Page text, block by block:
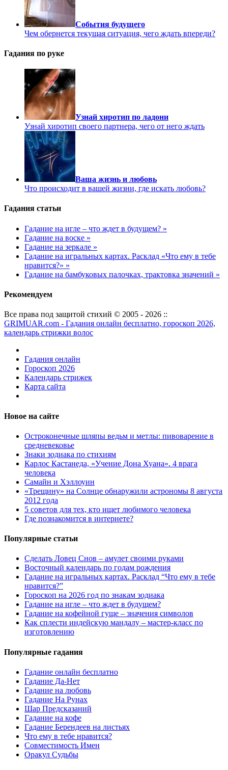
События будущего
Чем обернется текущая ситуация, чего ждать впереди?
Гадания по руке
Узнай хиротип по ладони
Узнай хиротип своего партнера, чего от него ждать
Ваша жизнь и любовь
Что происходит в вашей жизни, где искать любовь?
Гадания статьи
Гадание на игле – что ждет в будущем? »
Гадание на воске »
Гадание на зеркале »
Гадание на игральных картах. Расклад «Что ему в тебе
нравится?» »
Гадание на бамбуковых палочках, трактовка значений »
Рекомендуем
Все права под защитой стихий © 2005 - 2026 ::
GRIMUAR.com - Гадания онлайн бесплатно, гороскоп 2026,
календарь стрижки волос
Гадания онлайн
Гороскоп 2026
Календарь стрижек
Карта сайта
Новое на сайте
Остроконечные шляпы ведьм и метлы: пивоварение в
средневековье
Знаки зодиака по стихиям
Карлос Кастанеда, «Учение Дона Хуана». 4 врага
человека
Самайн и Хэллоуин
«Трещину» на Солнце обнаружили астрономы 8 августа
2012 года
5 советов для тех, кто ищет любимого человека
Где познакомится в интернете?
Популярные статьи
Сделать Ловец Снов – амулет своими руками
Восточный календарь по годам рождения
Гадание на игральных картах. Расклад “Что ему в тебе
нравится?”
Гороскоп на 2026 год по знакам зодиака
Гадание на игле – что ждет в будущем?
Гадание на кофейной гуще – значения символов
Как сплести индейскую мандалу – мастер-класс по
изготовлению
Популярные гадания
Гадание онлайн бесплатно
Гадание Да-Нет
Гадание на любовь
Гадание На Рунах
Шар Предсказаний
Гадание на кофе
Гадание Берендеев на листьях
Что ему в тебе нравится?
Совместимость Имен
Оракул Судьбы